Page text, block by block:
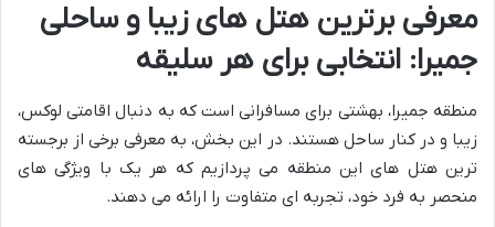
معرفی برترین هتل های زیبا و ساحلی
جمیرا: انتخابی برای هر سلیقه
منطقه جمیرا، بهشتی برای مسافرانی است که به دنبال اقامتی لوکس،
زیبا و در کنار ساحل هستند. در این بخش، به معرفی برخی از برجسته
ترین هتل های این منطقه می پردازیم که هر یک با ویژگی های
منحصر به فرد خود، تجربه ای متفاوت را ارائه می دهند.